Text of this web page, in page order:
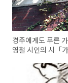
경주에게도 푸른
영철 시인의 시「가